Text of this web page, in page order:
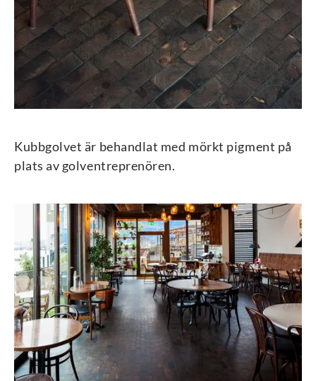
Kubbgolvet är behandlat med mörkt pigment på
plats av golventreprenören.